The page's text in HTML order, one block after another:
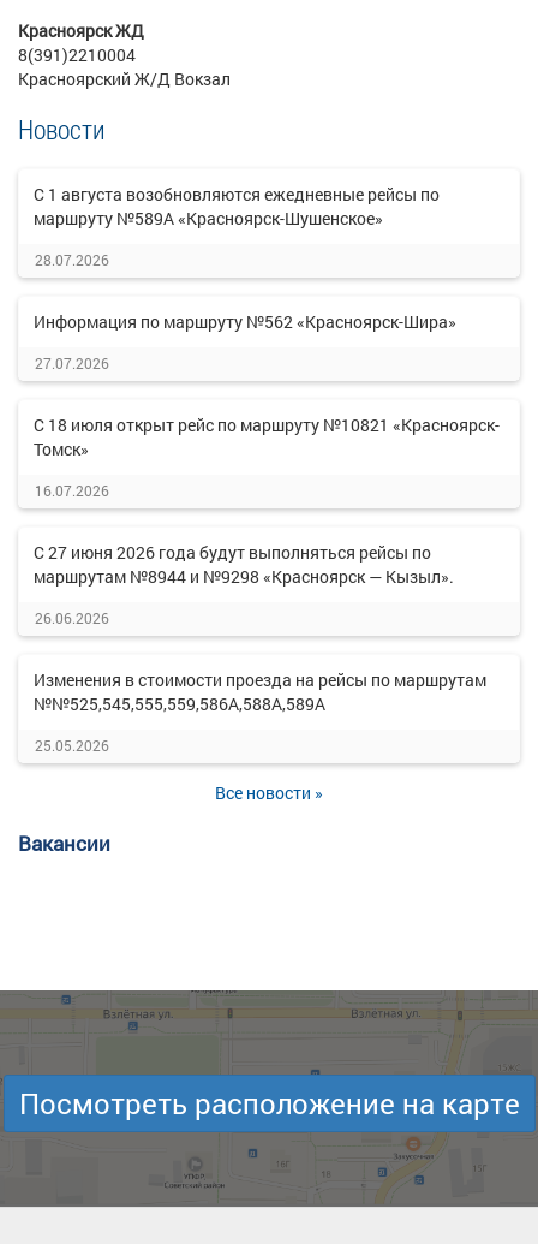
Красноярск ЖД
8(391)2210004
Красноярский Ж/Д Вокзал
Новости
С 1 августа возобновляются ежедневные рейсы по
маршруту №589А «Красноярск-Шушенское»
28.07.2026
Информация по маршруту №562 «Красноярск-Шира»
27.07.2026
С 18 июля открыт рейс по маршруту №10821 «Красноярск-
Томск»
16.07.2026
С 27 июня 2026 года будут выполняться рейсы по
маршрутам №8944 и №9298 «Красноярск — Кызыл».
26.06.2026
Изменения в стоимости проезда на рейсы по маршрутам
№№525,545,555,559,586А,588А,589А
25.05.2026
Все новости »
Вакансии
Посмотреть расположение на карте